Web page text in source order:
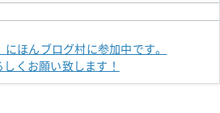
にほんブログ村に参加中です。
しくお願い致します！